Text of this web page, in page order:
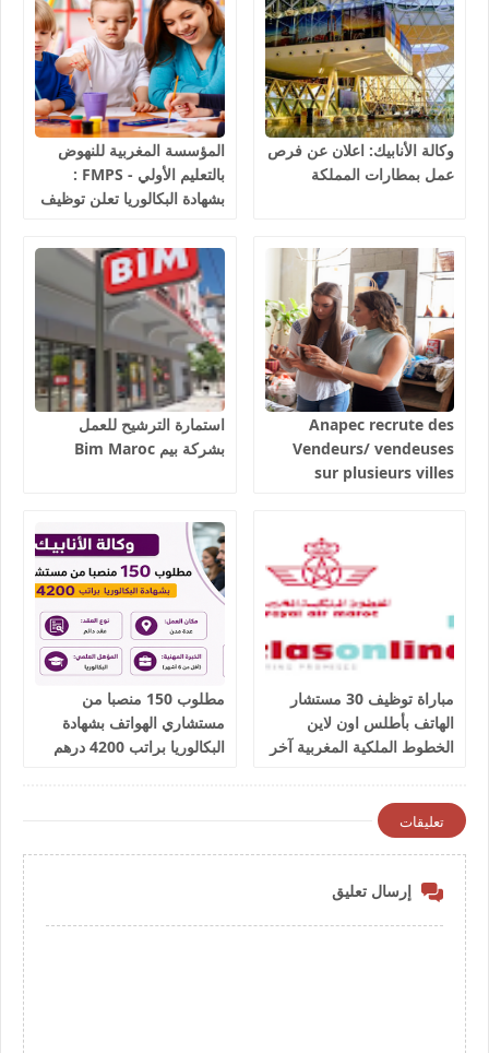
وكالة الأنابيك: اعلان عن فرص
عمل بمطارات المملكة
المؤسسة المغربية للنهوض
بالتعليم الأولي - FMPS :
بشهادة البكالوريا تعلن توظيف
بمختلف جهات و أقاليم
المملكة 2026
Anapec recrute des
Vendeurs/ vendeuses
sur plusieurs villes
استمارة الترشيح للعمل
بشركة بيم Bim Maroc
مباراة توظيف 30 مستشار
الهاتف بأطلس اون لاين
الخطوط الملكية المغربية آخر
مطلوب 150 منصبا من
مستشاري الهواتف بشهادة
البكالوريا براتب 4200 درهم
تعليقات
إرسال تعليق